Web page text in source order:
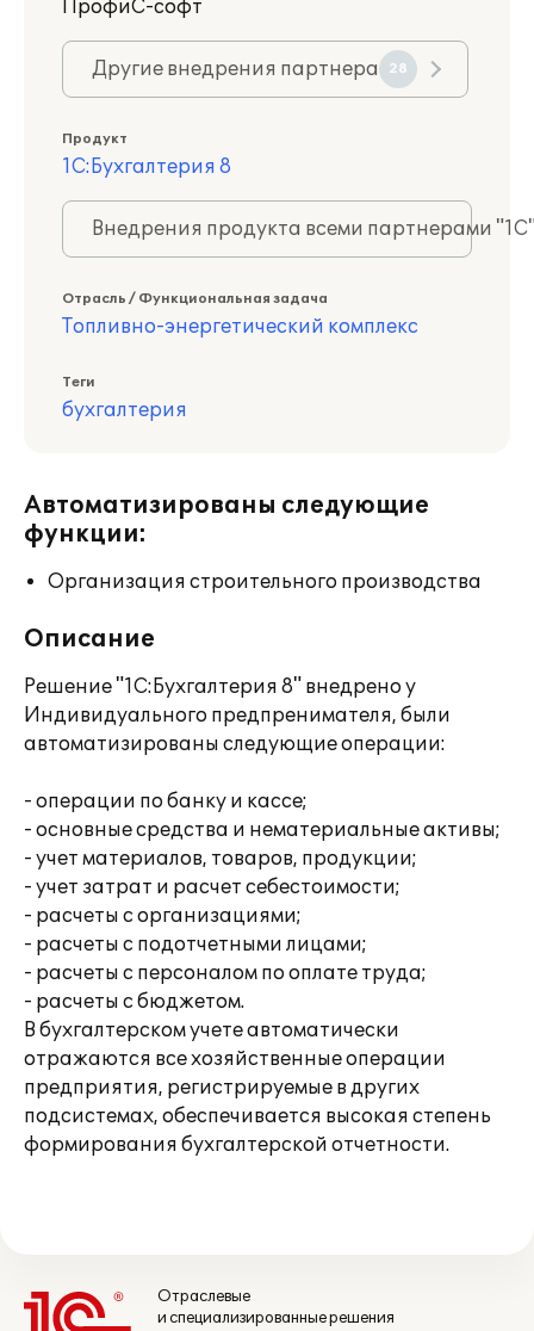
ПрофиС-софт
Другие внедрения партнера 28
Продукт
1С:Бухгалтерия 8
Внедрения продукта всеми партнерами
Отрасль / Функциональная задача
Топливно-энергетический комплекс
Теги
бухгалтерия
Автоматизированы следующие
функции:
Организация строительного производства
Описание
Решение "1С:Бухгалтерия 8" внедрено у
Индивидуального предпренимателя, были
автоматизированы следующие операции:
- операции по банку и кассе;
- основные средства и нематериальные активы;
- учет материалов, товаров, продукции;
- учет затрат и расчет себестоимости;
- расчеты с организациями;
- расчеты с подотчетными лицами;
- расчеты с персоналом по оплате труда;
- расчеты с бюджетом.
В бухгалтерском учете автоматически
отражаются все хозяйственные операции
предприятия, регистрируемые в других
подсистемах, обеспечивается высокая степень
формирования бухгалтерской отчетности.
Отраслевые
и специализированные решения